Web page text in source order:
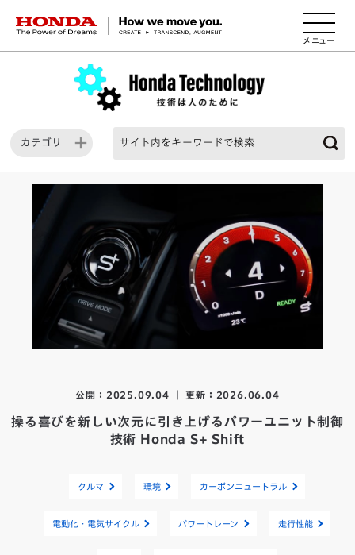
HONDA The Power of Dreams
カテゴリ
公開：2025.09.04 ｜ 更新：2026.06.04
操る喜びを新しい次元に引き上げるパワーユニット制御
技術 Honda S+ Shift
クルマ 環境 カーボンニュートラル
電動化・電気サイクル パワートレーン 走行性能